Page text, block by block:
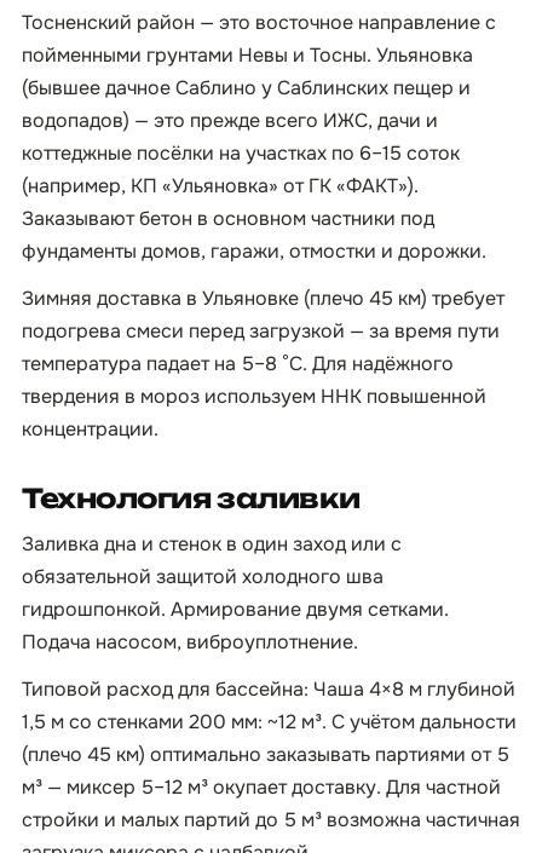
Тосненский район — это восточное направление с
пойменными грунтами Невы и Тосны. Ульяновка
(бывшее дачное Саблино у Саблинских пещер и
водопадов) — это прежде всего ИЖС, дачи и
коттеджные посёлки на участках по 6–15 соток
(например, КП «Ульяновка» от ГК «ФАКТ»).
Заказывают бетон в основном частники под
фундаменты домов, гаражи, отмостки и дорожки.
Зимняя доставка в Ульяновке (плечо 45 км) требует
подогрева смеси перед загрузкой — за время пути
температура падает на 5–8 °C. Для надёжного
твердения в мороз используем ННК повышенной
концентрации.
Технология заливки
Заливка дна и стенок в один заход или с
обязательной защитой холодного шва
гидрошпонкой. Армирование двумя сетками.
Подача насосом, виброуплотнение.
Типовой расход для бассейна: Чаша 4×8 м глубиной
1,5 м со стенками 200 мм: ~12 м³. С учётом дальности
(плечо 45 км) оптимально заказывать партиями от 5
м³ — миксер 5–12 м³ окупает доставку. Для частной
стройки и малых партий до 5 м³ возможна частичная